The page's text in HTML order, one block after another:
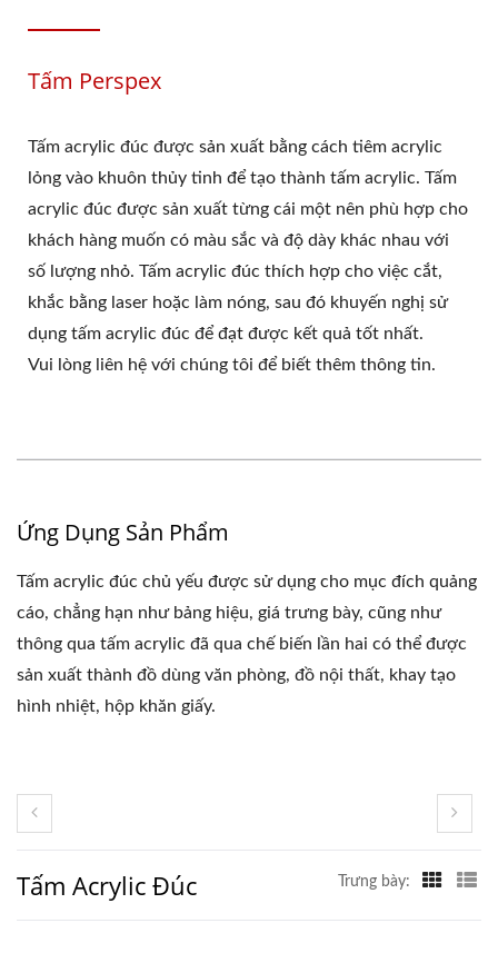
Tấm Perspex
Tấm acrylic đúc được sản xuất bằng cách tiêm acrylic
lỏng vào khuôn thủy tinh để tạo thành tấm acrylic. Tấm
acrylic đúc được sản xuất từng cái một nên phù hợp cho
khách hàng muốn có màu sắc và độ dày khác nhau với
số lượng nhỏ. Tấm acrylic đúc thích hợp cho việc cắt,
khắc bằng laser hoặc làm nóng, sau đó khuyến nghị sử
dụng tấm acrylic đúc để đạt được kết quả tốt nhất.
Vui lòng liên hệ với chúng tôi để biết thêm thông tin.
Ứng Dụng Sản Phẩm
Tấm acrylic đúc chủ yếu được sử dụng cho mục đích quảng
cáo, chẳng hạn như bảng hiệu, giá trưng bày, cũng như
thông qua tấm acrylic đã qua chế biến lần hai có thể được
sản xuất thành đồ dùng văn phòng, đồ nội thất, khay tạo
hình nhiệt, hộp khăn giấy.
Tấm Acrylic Đúc Trưng bày: